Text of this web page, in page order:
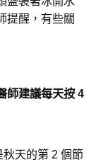
提醒，有些關
師建議每天按 4
天的第 2 個節